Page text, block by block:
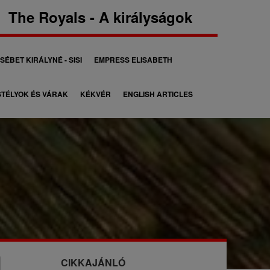
The Royals - A királyságok
KIRÁLYNÉ - SISI EMPRESS ELISABETH
ÉS VÁRAK KÉKVÉR ENGLISH ARTICLES
CIKKAJÁNLÓ